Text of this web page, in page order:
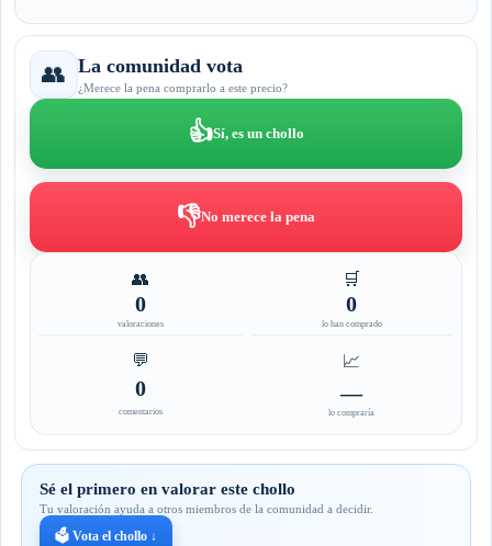
👥 La comunidad vota
¿Merece la pena comprarlo a este precio?
👍Sí, es un chollo
👎No merece la pena
👥
0
valoraciones
🛒
0
lo han comprado
💬
0
comentarios
📈
—
lo compraría
Sé el primero en valorar este chollo
Tu valoración ayuda a otros miembros de la comunidad a decidir.
🗳️ Vota el chollo ↓